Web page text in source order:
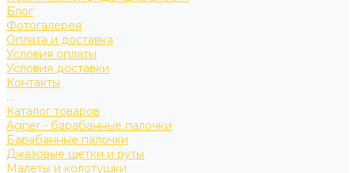
Блог
Фотогалерея
Оплата и доставка
Условия оплаты
Условия доставки
Контакты
...
Каталог товаров
Agner - барабанные палочки
Барабанные палочки
Джазовые щетки и руты
Малеты и колотушки